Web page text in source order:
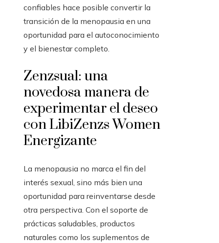
confiables hace posible convertir la
transición de la menopausia en una
oportunidad para el autoconocimiento
y el bienestar completo.
Zenzsual: una
novedosa manera de
experimentar el deseo
con LibiZenzs Women
Energizante
La menopausia no marca el fin del
interés sexual, sino más bien una
oportunidad para reinventarse desde
otra perspectiva. Con el soporte de
prácticas saludables, productos
naturales como los suplementos de